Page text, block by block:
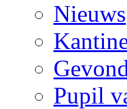
Nieuws
Pupil